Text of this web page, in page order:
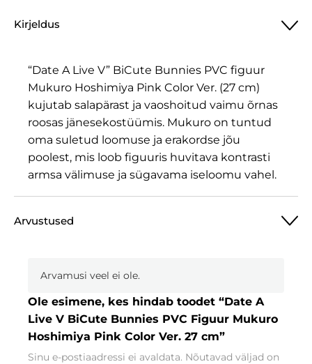
Kirjeldus
“Date A Live V” BiCute Bunnies PVC figuur
Mukuro Hoshimiya Pink Color Ver. (27 cm)
kujutab salapärast ja vaoshoitud vaimu õrnas
roosas jänesekostüümis. Mukuro on tuntud
oma suletud loomuse ja erakordse jõu
poolest, mis loob figuuris huvitava kontrasti
armsa välimuse ja sügavama iseloomu vahel.
Arvustused
Arvamusi veel ei ole.
Ole esimene, kes hindab toodet “Date A
Live V BiCute Bunnies PVC Figuur Mukuro
Hoshimiya Pink Color Ver. 27 cm”
Sinu e-postiaadressi ei avaldata. Nõutavad väljad on